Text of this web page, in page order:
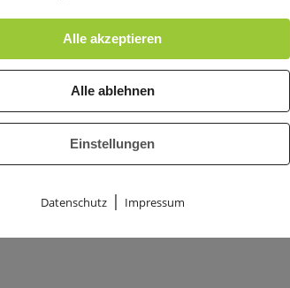
Alle akzeptieren
Alle ablehnen
Einstellungen
Datenschutz| Impressum